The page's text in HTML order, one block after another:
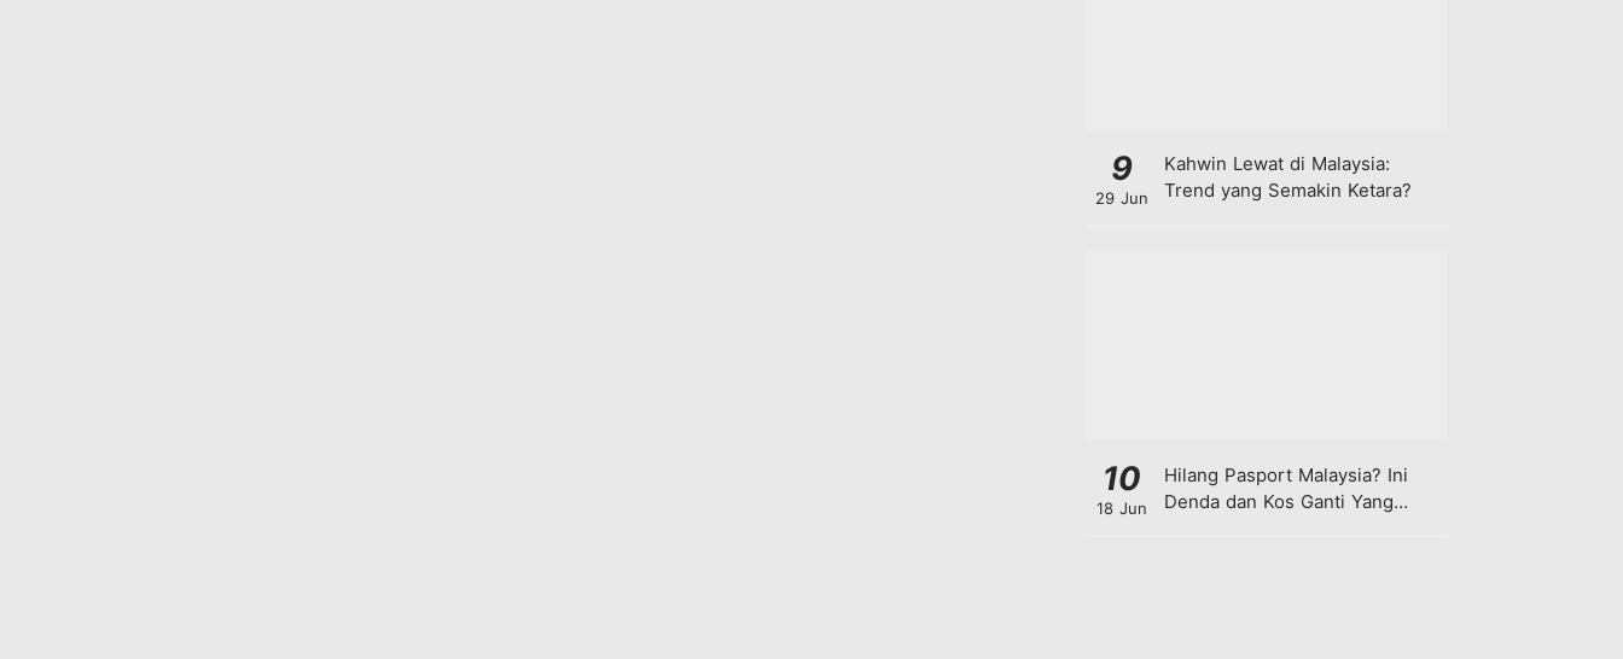
9
29 Jun
Kahwin Lewat di Malaysia:
Trend yang Semakin Ketara?
10
18 Jun
Hilang Pasport Malaysia? Ini
Denda dan Kos Ganti Yang